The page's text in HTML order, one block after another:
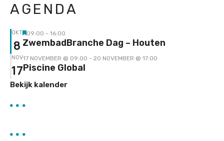
AGENDA
OKT
8
Uitgelicht
09:00 - 16:00
ZwembadBranche Dag – Houten
NOV
17
17 NOVEMBER @ 09:00 - 20 NOVEMBER @ 17:00
Piscine Global
Bekijk kalender